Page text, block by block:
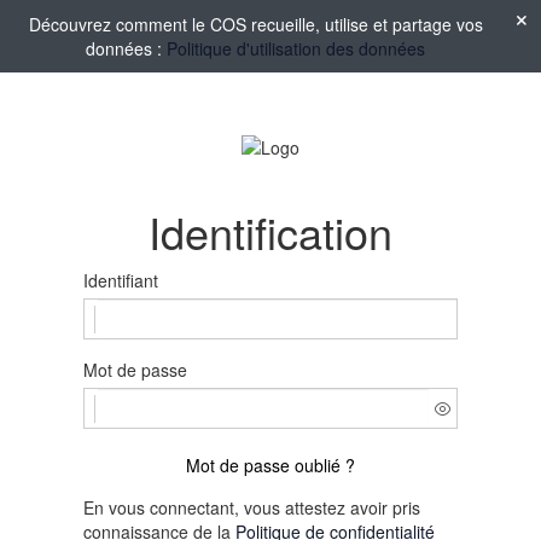
Découvrez comment le COS recueille, utilise et partage vos
données : Politique d'utilisation des données
Identification
Identifiant
Mot de passe
Mot de passe oublié ?
En vous connectant, vous attestez avoir pris
connaissance de la Politique de confidentialité